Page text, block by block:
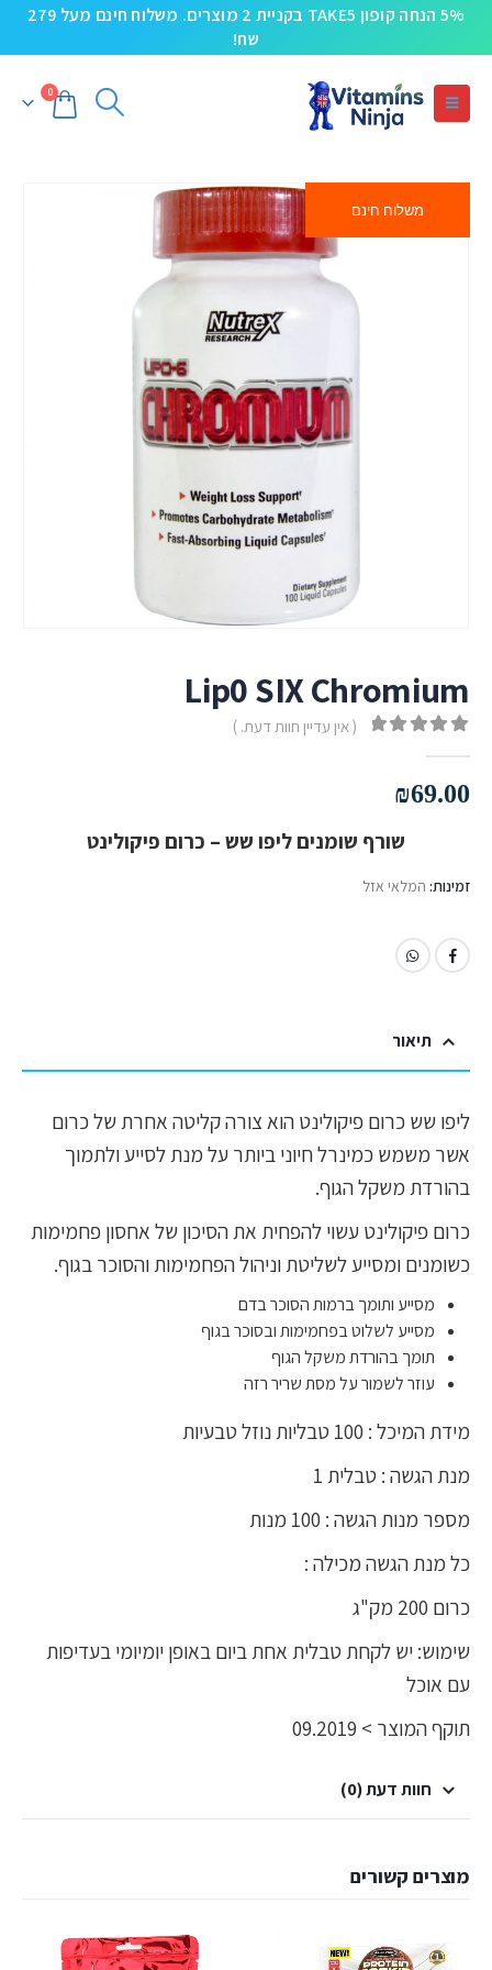
5% הנחה קופון TAKE5 בקניית 2 מוצרים. משלוח חינם מעל 279
שח!
0
משלוח חינם
Lip0 SIX Chromium
( אין עדיין חוות דעת. )
₪69.00
שורף שומנים ליפו שש – כרום פיקולינט
זמינות: המלאי אזל
תיאור
ליפו שש כרום פיקולינט הוא צורה קליטה אחרת של כרום
אשר משמש כמינרל חיוני ביותר על מנת לסייע ולתמוך
בהורדת משקל הגוף.
כרום פיקולינט עשוי להפחית את הסיכון של אחסון פחמימות
כשומנים ומסייע לשליטת וניהול הפחמימות והסוכר בגוף.
מסייע ותומך ברמות הסוכר בדם
מסייע לשלוט בפחמימות ובסוכר בגוף
תומך בהורדת משקל הגוף
עוזר לשמור על מסת שריר רזה
מידת המיכל : 100 טבליות נוזל טבעיות
מנת הגשה : טבלית 1
מספר מנות הגשה : 100 מנות
כל מנת הגשה מכילה :
כרום 200 מק"ג
שימוש: יש לקחת טבלית אחת ביום באופן יומיומי בעדיפות
עם אוכל
תוקף המוצר > 09.2019
חוות דעת (0)
מוצרים קשורים